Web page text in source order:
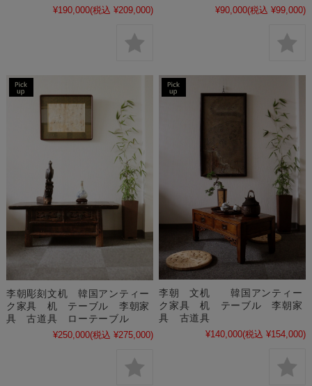
¥190,000(税込 ¥209,000) ¥90,000(税込 ¥99,000)
李朝彫刻文机 韓国アンティー
ク家具 机 テーブル 李朝家
具 古道具 ローテーブル
¥250,000(税込 ¥275,000)
李朝 文机 韓国アンティー
ク家具 机 テーブル 李朝家
具 古道具
¥140,000(税込 ¥154,000)